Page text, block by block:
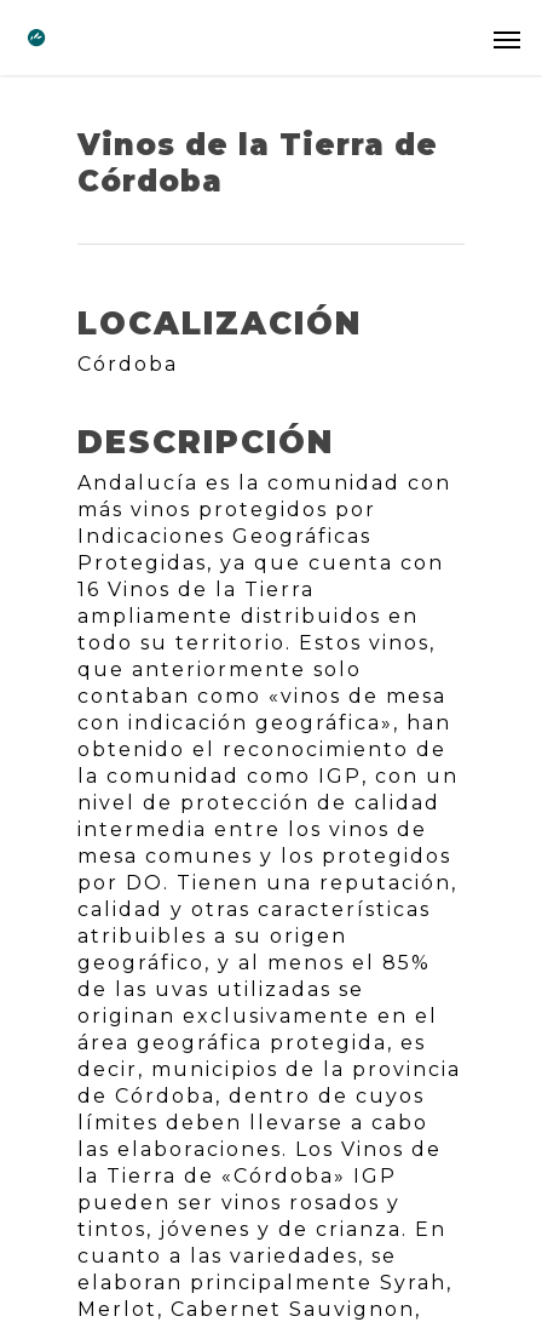
Vinos de la Tierra de
Córdoba
LOCALIZACIÓN
Córdoba
DESCRIPCIÓN
Andalucía es la comunidad con
más vinos protegidos por
Indicaciones Geográficas
Protegidas, ya que cuenta con
16 Vinos de la Tierra
ampliamente distribuidos en
todo su territorio. Estos vinos,
que anteriormente solo
contaban como «vinos de mesa
con indicación geográfica», han
obtenido el reconocimiento de
la comunidad como IGP, con un
nivel de protección de calidad
intermedia entre los vinos de
mesa comunes y los protegidos
por DO. Tienen una reputación,
calidad y otras características
atribuibles a su origen
geográfico, y al menos el 85%
de las uvas utilizadas se
originan exclusivamente en el
área geográfica protegida, es
decir, municipios de la provincia
de Córdoba, dentro de cuyos
límites deben llevarse a cabo
las elaboraciones. Los Vinos de
la Tierra de «Córdoba» IGP
pueden ser vinos rosados y
tintos, jóvenes y de crianza. En
cuanto a las variedades, se
elaboran principalmente Syrah,
Merlot, Cabernet Sauvignon,